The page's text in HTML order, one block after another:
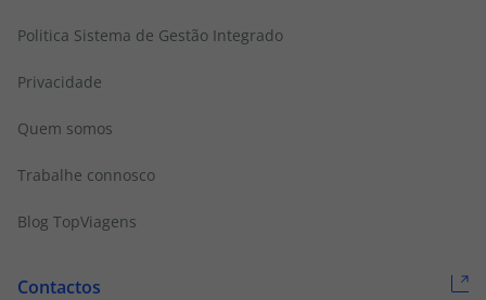
Politica Sistema de Gestão Integrado
Privacidade
Quem somos
Trabalhe connosco
Blog TopViagens
Contactos